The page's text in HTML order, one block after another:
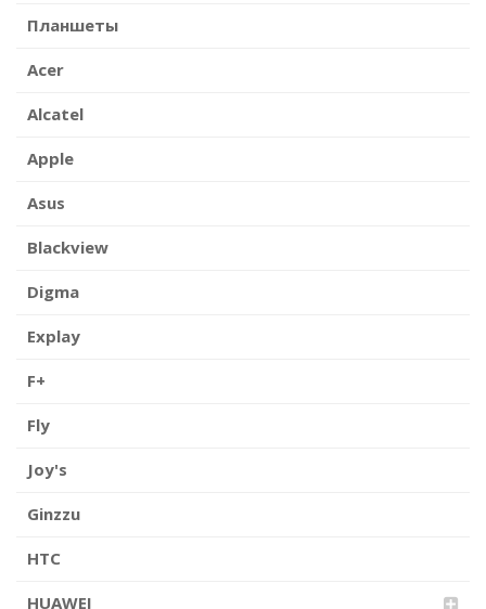
Планшеты
Acer
Alcatel
Apple
Asus
Blackview
Digma
Explay
F+
Fly
Joy's
Ginzzu
HTC
HUAWEI